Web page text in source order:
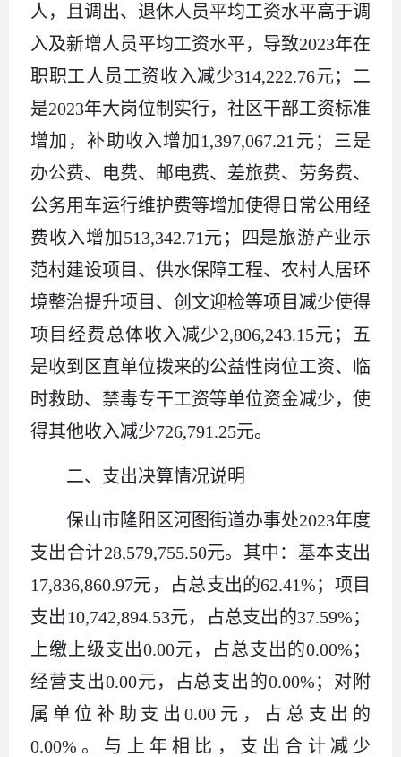
人，且调出、退休人员平均工资水平高于调
入及新增人员平均工资水平，导致2023年在
职职工人员工资收入减少314,222.76元；二
是2023年大岗位制实行，社区干部工资标准
增加，补助收入增加1,397,067.21元；三是
办公费、电费、邮电费、差旅费、劳务费、
公务用车运行维护费等增加使得日常公用经
费收入增加513,342.71元；四是旅游产业示
范村建设项目、供水保障工程、农村人居环
境整治提升项目、创文迎检等项目减少使得
项目经费总体收入减少2,806,243.15元；五
是收到区直单位拨来的公益性岗位工资、临
时救助、禁毒专干工资等单位资金减少，使
得其他收入减少726,791.25元。
二、支出决算情况说明
保山市隆阳区河图街道办事处2023年度
支出合计28,579,755.50元。其中：基本支出
17,836,860.97元，占总支出的62.41%；项目
支出10,742,894.53元，占总支出的37.59%；
上缴上级支出0.00元，占总支出的0.00%；
经营支出0.00元，占总支出的0.00%；对附
属单位补助支出0.00元，占总支出的
0.00%。与上年相比，支出合计减少